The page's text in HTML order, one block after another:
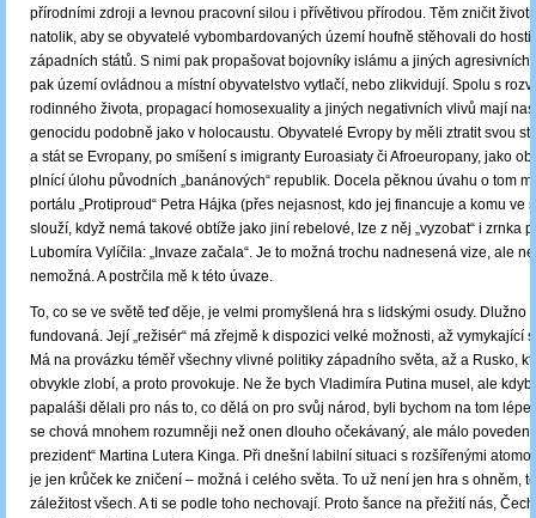
přírodními zdroji a levnou pracovní silou i přívětivou přírodou. Těm zničit
natolik, aby se obyvatelé vybombardovaných území houfně stěhovali do
západních států. S nimi pak propašovat bojovníky islámu a jiných agresivních
pak území ovládnou a místní obyvatelstvo vytlačí, nebo zlikvidují. Spolu s
rodinného života, propagací homosexuality a jiných negativních vlivů mají
genocidu podobně jako v holocaustu. Obyvatelé Evropy by měli ztratit svou
a stát se Evropany, po smíšení s imigranty Euroasiaty či Afroeuropany, jako
plnící úlohu původních „banánových“ republik. Docela pěknou úvahu o tom
portálu „Protiproud“ Petra Hájka (přes nejasnost, kdo jej financuje a komu ve
slouží, když nemá takové obtíže jako jiní rebelové, lze z něj „vyzobat“ i zrnka
Lubomíra Vylíčila: „Invaze začala“. Je to možná trochu nadnesená vize, ale
nemožná. A postrčila mě k této úvaze.
To, co se ve světě teď děje, je velmi promyšlená hra s lidskými osudy. Dlužno
fundovaná. Její „režisér“ má zřejmě k dispozici velké možnosti, až vymykající
Má na provázku téměř všechny vlivné politiky západního světa, až a Rusko,
obvykle zlobí, a proto provokuje. Ne že bych Vladimíra Putina musel, ale
papaláši dělali pro nás to, co dělá on pro svůj národ, byli bychom na tom lépe.
se chová mnohem rozumněji než onen dlouho očekávaný, ale málo
prezident“ Martina Lutera Kinga. Při dnešní labilní situaci s rozšířenými
je jen krůček ke zničení – možná i celého světa. To už není jen hra s ohněm,
záležitost všech. A ti se podle toho nechovají. Proto šance na přežití nás,